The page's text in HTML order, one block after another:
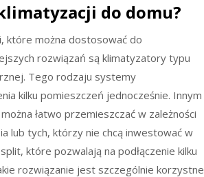
do domu?
które można dostosować do
rozwiązań są klimatyzatory typu
Tego rodzaju systemy
kilku pomieszczeń jednocześnie. Innym
łatwo przemieszczać w zależności
lub tych, którzy nie chcą inwestować w
które pozwalają na podłączenie kilku
rozwiązanie jest szczególnie korzystne